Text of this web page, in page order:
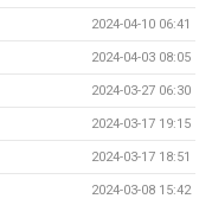
2024-04-10 06:41
2024-04-03 08:05
2024-03-27 06:30
2024-03-17 19:15
2024-03-17 18:51
2024-03-08 15:42